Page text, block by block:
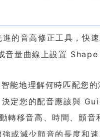
進的音高修正工具，快
音量曲線上設置
能地理解何時匹配您的
定您的配音應該與
轉移音高、時間、顫
強或減少顫音的長度和